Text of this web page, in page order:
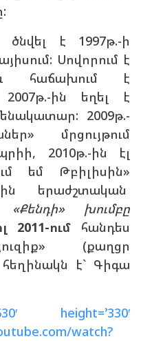
է 1997թ.-ի
Սովորում է
հաճախում է
ին եղել է
2009թ.-
մրցույթում
2010թ.-ին էլ
եմ Թբիլիսին»
երաժշտական
«Քենդի» խումբը
ում հանդես
(քաղցր
հեղինակն է` Գիգա
height=’330′
watch?